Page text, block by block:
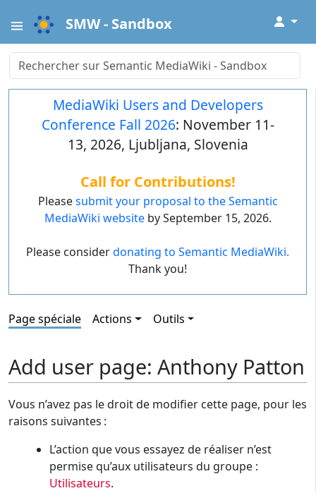
SMW - Sandbox ↓
MediaWiki Users and Developers
Conference Fall 2026: November 11-
13, 2026, Ljubljana, Slovenia
Call for Contributions!
Pleasesubmit your proposal to the Semantic
MediaWiki websiteby September 15, 2026.
Please considerdonating to Semantic MediaWiki.
Thank you!
Page spéciale Actions Outils
Add user page: Anthony Patton
Vous n’avez pas le droit de modifier cette page, pour les
raisons suivantes :
L’action que vous essayez de réaliser n’est
permise qu’aux utilisateurs du groupe :
Utilisateurs.